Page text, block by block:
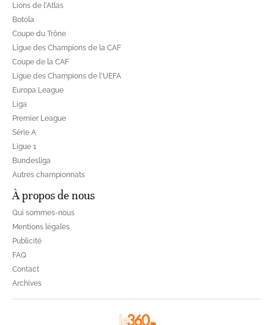
Lions de l'Atlas
Botola
Coupe du Trône
Ligue des Champions de la CAF
Coupe de la CAF
Ligue des Champions de l'UEFA
Europa League
Liga
Premier League
Série A
Ligue 1
Bundesliga
Autres championnats
À propos de nous
Qui sommes-nous
Mentions légales
Publicité
FAQ
Contact
Archives